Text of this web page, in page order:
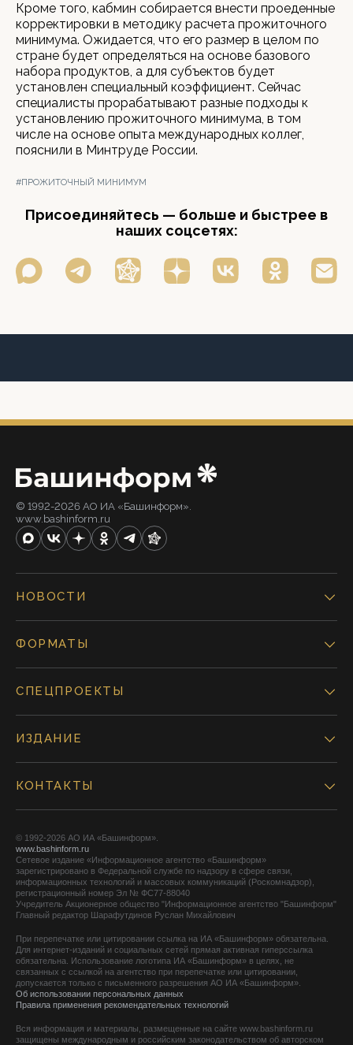
Кроме того, кабмин собирается внести проеденные
корректировки в методику расчета прожиточного
минимума. Ожидается, что его размер в целом по
стране будет определяться на основе базового
набора продуктов, а для субъектов будет
установлен специальный коэффициент. Сейчас
специалисты прорабатывают разные подходы к
установлению прожиточного минимума, в том
числе на основе опыта международных коллег,
пояснили в Минтруде России.
#ПРОЖИТОЧНЫЙ МИНИМУМ
Присоединяйтесь — больше и быстрее в
наших соцсетях:
© 1992-2026 АО ИА «Башинформ».
www.bashinform.ru
НОВОСТИ
ФОРМАТЫ
СПЕЦПРОЕКТЫ
ИЗДАНИЕ
КОНТАКТЫ
© 1992-2026 АО ИА «Башинформ».
www.bashinform.ru
Сетевое издание «Информационное агентство «Башинформ»
зарегистрировано в Федеральной службе по надзору в сфере связи,
информационных технологий и массовых коммуникаций (Роскомнадзор),
регистрационный номер Эл № ФС77-88040
Учредитель Акционерное общество "Информационное агентство "Башинформ"
Главный редактор Шарафутдинов Руслан Михайлович
При перепечатке или цитировании ссылка на ИА «Башинформ» обязательна.
Для интернет-изданий и социальных сетей прямая активная гиперссылка
обязательна. Использование логотипа ИА «Башинформ» в целях, не
связанных с ссылкой на агентство при перепечатке или цитировании,
допускается только с письменного разрешения АО ИА «Башинформ».
Об использовании персональных данных
Правила применения рекомендательных технологий
Вся информация и материалы, размещенные на сайте www.bashinform.ru
защищены международным и российским законодательством об авторском